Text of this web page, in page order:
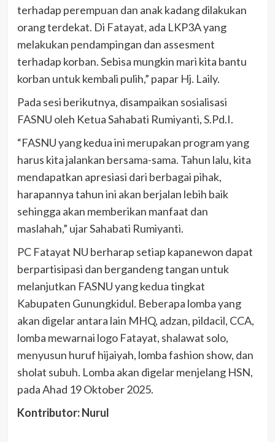
terhadap perempuan dan anak kadang dilakukan
orang terdekat. Di Fatayat, ada LKP3A yang
melakukan pendampingan dan assesment
terhadap korban. Sebisa mungkin mari kita bantu
korban untuk kembali pulih,” papar Hj. Laily.
Pada sesi berikutnya, disampaikan sosialisasi
FASNU oleh Ketua Sahabati Rumiyanti, S.Pd.I.
“FASNU yang kedua ini merupakan program yang
harus kita jalankan bersama-sama. Tahun lalu, kita
mendapatkan apresiasi dari berbagai pihak,
harapannya tahun ini akan berjalan lebih baik
sehingga akan memberikan manfaat dan
maslahah,” ujar Sahabati Rumiyanti.
PC Fatayat NU berharap setiap kapanewon dapat
berpartisipasi dan bergandeng tangan untuk
melanjutkan FASNU yang kedua tingkat
Kabupaten Gunungkidul. Beberapa lomba yang
akan digelar antara lain MHQ, adzan, pildacil, CCA,
lomba mewarnai logo Fatayat, shalawat solo,
menyusun huruf hijaiyah, lomba fashion show, dan
sholat subuh. Lomba akan digelar menjelang HSN,
pada Ahad 19 Oktober 2025.
Kontributor: Nurul